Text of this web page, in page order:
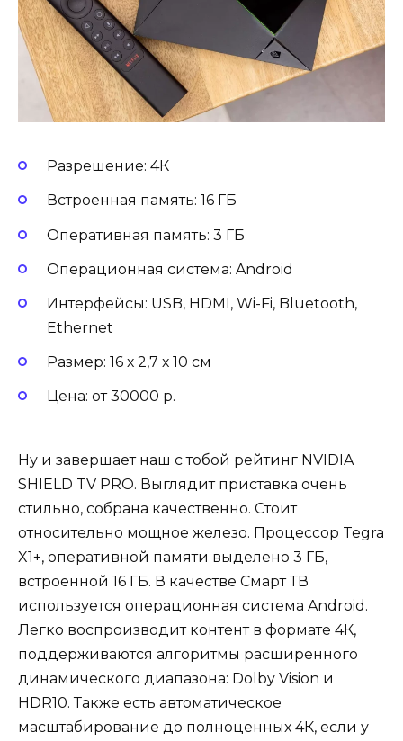
Разрешение: 4К
Встроенная память: 16 ГБ
Оперативная память: 3 ГБ
Операционная система: Android
Интерфейсы: USB, HDMI, Wi-Fi, Bluetooth,
Ethernet
Размер: 16 х 2,7 х 10 см
Цена: от 30000 р.
Ну и завершает наш с тобой рейтинг NVIDIA
SHIELD TV PRO. Выглядит приставка очень
стильно, собрана качественно. Стоит
относительно мощное железо. Процессор Tegra
X1+, оперативной памяти выделено 3 ГБ,
встроенной 16 ГБ. В качестве Смарт ТВ
используется операционная система Android.
Легко воспроизводит контент в формате 4К,
поддерживаются алгоритмы расширенного
динамического диапазона: Dolby Vision и
HDR10. Также есть автоматическое
масштабирование до полноценных 4К, если у